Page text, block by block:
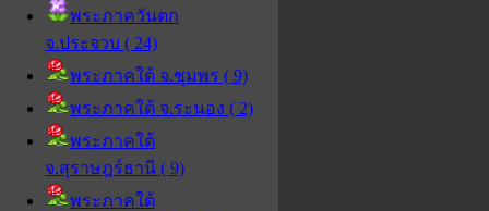
พระภาควันตก
จ.ประจวบ ( 24)
พระภาคใต้ จ.ชุมพร ( 9)
พระภาคใต้ จ.ระนอง ( 2)
พระภาคใต้
จ.สุราษฎร์ธานี ( 9)
พระภาคใต้